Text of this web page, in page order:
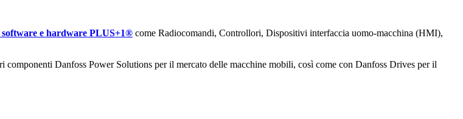
software e hardware PLUS+1® come Radiocomandi, Controllori, Dispositivi interfaccia uomo-macchina (HMI),
Danfoss Power Solutions per il mercato delle macchine mobili, così come con Danfoss Drives per il